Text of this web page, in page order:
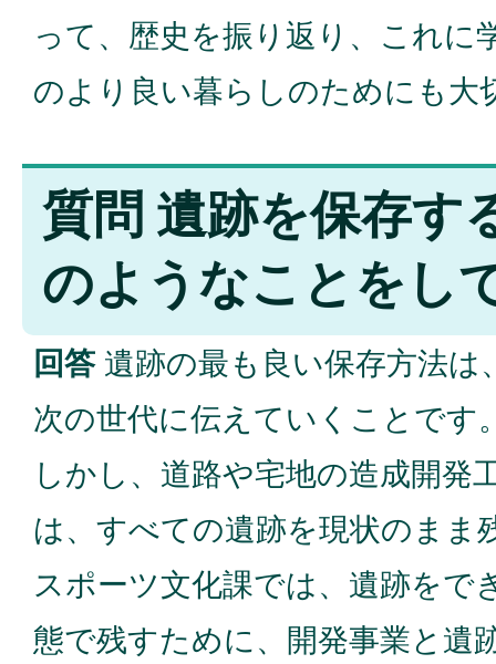
って、歴史を振り返り、これに
のより良い暮らしのためにも大
質問 遺跡を保存す
のようなことをし
回答遺跡の最も良い保存方法は
次の世代に伝えていくことです
しかし、道路や宅地の造成開発
は、すべての遺跡を現状のまま
スポーツ文化課では、遺跡をで
態で残すために、開発事業と遺